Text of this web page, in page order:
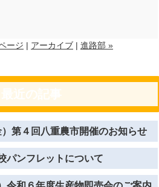
ージ | アーカイブ | 進路部 »
）第４回八重農市開催のお知らせ
パンフレットについて